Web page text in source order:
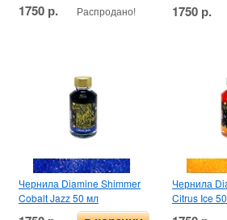
1750 р. Распродано! 1750 р.
Чернила Diamine Shimmer
Cobalt Jazz 50 мл
Чернила
Citrus Ice